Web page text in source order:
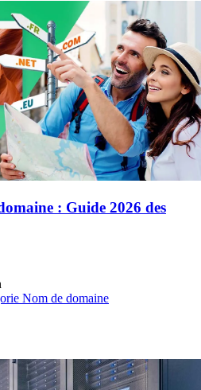
: Guide 2026 des
Nom de domaine